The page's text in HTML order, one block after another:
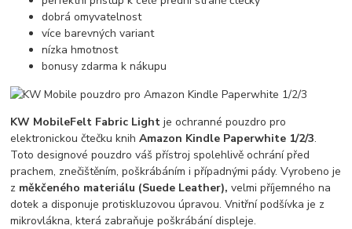
dobrá omyvatelnost
více barevných variant
nízka hmotnost
bonusy zdarma k nákupu
KW MobileFelt Fabric Lightje ochranné pouzdro pro
elektronickou čtečku knihAmazon Kindle Paperwhite 1/2/3.
Toto designové pouzdro váš přístroj spolehlivě ochrání před
prachem, znečištěním, poškrábáním i případnými pády. Vyrobeno je
z měkčeného materiálu (Suede Leather), velmi příjemného na
dotek a disponuje protiskluzovou úpravou. Vnitřní podšívka je z
mikrovlákna, která zabraňuje poškrábání displeje.